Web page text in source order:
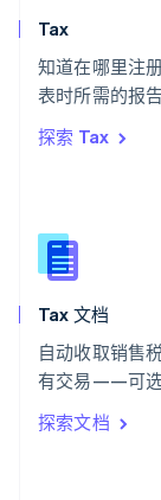
Tax
知道在哪里注
表时所需的报告
探索 Tax
Tax 文档
自动收取销售
有交易——可选
探索文档
泰国
ไทยEnglish
English
English
新西兰
匈牙利
意大利
Italiano
印度
English